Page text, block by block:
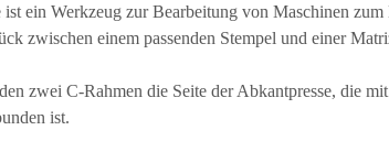
ist ein Werkzeug zur Bearbeitung von Maschinen
zwischen einem passenden Stempel und einer
zwei C-Rahmen die Seite der Abkantpresse, die
ist.